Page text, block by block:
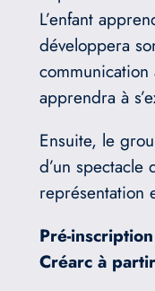
L’enfant
développera
apprendra à
Ensuite, le
d’un
représentation
Pré-
Créarc à